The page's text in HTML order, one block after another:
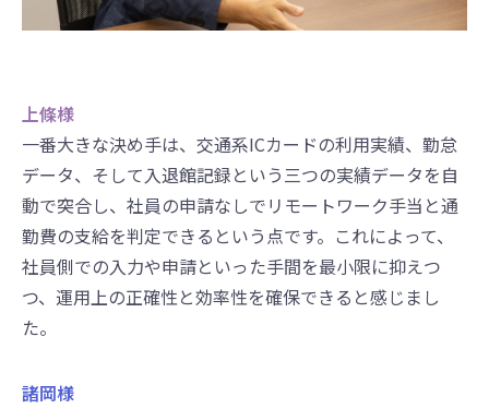
上條様
一番大きな決め手は、交通系ICカードの利用実績、勤怠
データ、そして入退館記録という三つの実績データを自
動で突合し、社員の申請なしでリモートワーク手当と通
勤費の支給を判定できるという点です。これによって、
社員側での入力や申請といった手間を最小限に抑えつ
つ、運用上の正確性と効率性を確保できると感じまし
た。
諸岡様